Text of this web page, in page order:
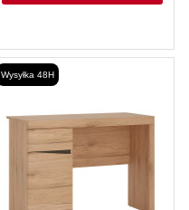
Wysyłka 48H